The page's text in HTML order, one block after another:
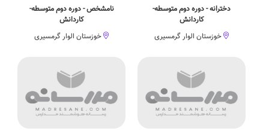
دخترانه - دوره دوم متوسطه-
کاردانش
خوزستان الوار گرمسیری
نامشخص - دوره دوم متوسطه-
کاردانش
خوزستان الوار گرمسیری